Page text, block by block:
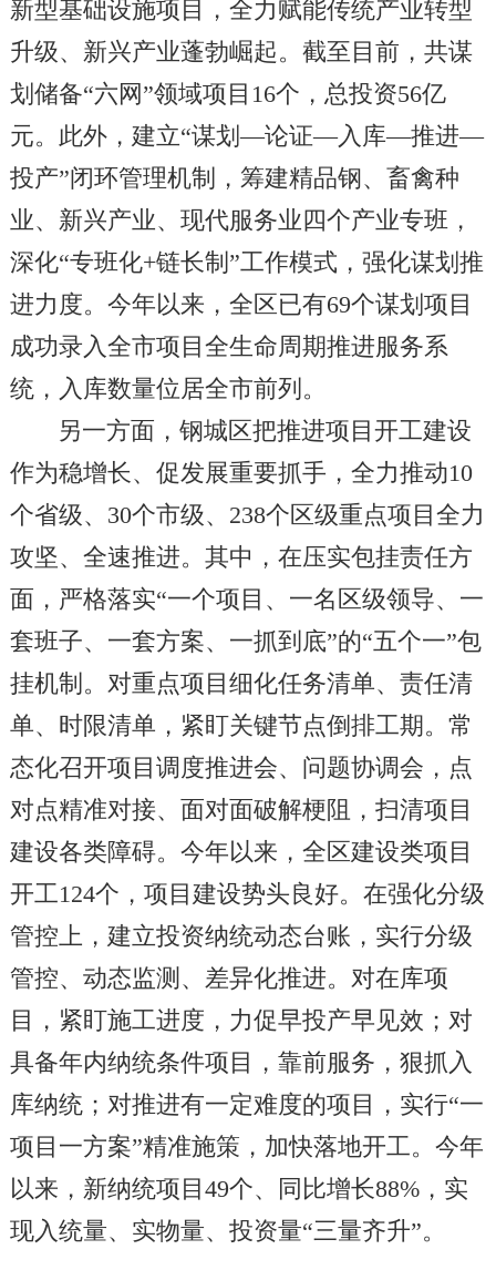
新型基础设施项目，全力赋能传统产业转型
升级、新兴产业蓬勃崛起。截至目前，共谋
划储备“六网”领域项目16个，总投资56亿
元。此外，建立“谋划—论证—入库—推进—
投产”闭环管理机制，筹建精品钢、畜禽种
业、新兴产业、现代服务业四个产业专班，
深化“专班化+链长制”工作模式，强化谋划推
进力度。今年以来，全区已有69个谋划项目
成功录入全市项目全生命周期推进服务系
统，入库数量位居全市前列。
另一方面，钢城区把推进项目开工建设
作为稳增长、促发展重要抓手，全力推动10
个省级、30个市级、238个区级重点项目全力
攻坚、全速推进。其中，在压实包挂责任方
面，严格落实“一个项目、一名区级领导、一
套班子、一套方案、一抓到底”的“五个一”包
挂机制。对重点项目细化任务清单、责任清
单、时限清单，紧盯关键节点倒排工期。常
态化召开项目调度推进会、问题协调会，点
对点精准对接、面对面破解梗阻，扫清项目
建设各类障碍。今年以来，全区建设类项目
开工124个，项目建设势头良好。在强化分级
管控上，建立投资纳统动态台账，实行分级
管控、动态监测、差异化推进。对在库项
目，紧盯施工进度，力促早投产早见效；对
具备年内纳统条件项目，靠前服务，狠抓入
库纳统；对推进有一定难度的项目，实行“一
项目一方案”精准施策，加快落地开工。今年
以来，新纳统项目49个、同比增长88%，实
现入统量、实物量、投资量“三量齐升”。